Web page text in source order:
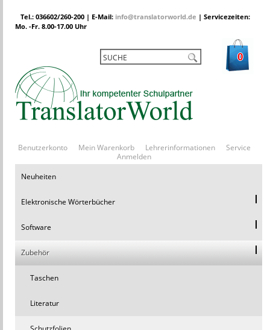
Tel.: 036602/260-200 | E-Mail: info@translatorworld.de | Servicezeiten:
Mo. -Fr. 8.00-17.00 Uhr
0
Benutzerkonto Mein Warenkorb Lehrerinformationen
Service
Anmelden
Neuheiten
Elektronische Wörterbücher
Software
Zubehör
Taschen
Literatur